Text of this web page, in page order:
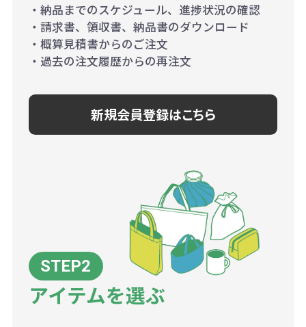
・納品までのスケジュール、進捗状況の確認
・請求書、領収書、納品書のダウンロード
・概算見積書からのご注文
・過去の注文履歴からの再注文
新規会員登録はこちら
アイテムを選ぶ